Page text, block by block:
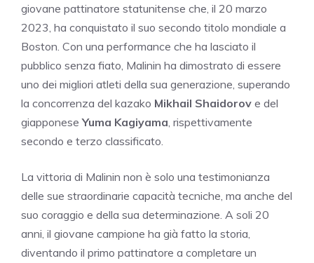
giovane pattinatore statunitense che, il 20 marzo
2023, ha conquistato il suo secondo titolo mondiale a
Boston. Con una performance che ha lasciato il
pubblico senza fiato, Malinin ha dimostrato di essere
uno dei migliori atleti della sua generazione, superando
la concorrenza del kazako Mikhail Shaidorov e del
giapponeseYuma Kagiyama , rispettivamente
secondo e terzo classificato.
La vittoria di Malinin non è solo una testimonianza
delle sue straordinarie capacità tecniche, ma anche del
suo coraggio e della sua determinazione. A soli 20
anni, il giovane campione ha già fatto la storia,
diventando il primo pattinatore a completare un